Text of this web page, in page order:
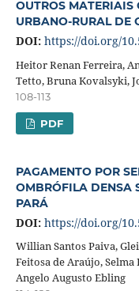
OUTROS MATERIAIS
URBANO-RURAL DE
DOI: https://doi.org/
Heitor Renan Ferreira,
Tetto, Bruna Kovalsyki,
108-113
PDF
PAGAMENTO POR
OMBRÓFILA DENSA
PARÁ
DOI: https://doi.org/
Willian Santos Paiva,
Feitosa de Araújo,
Angelo Augusto Ebling